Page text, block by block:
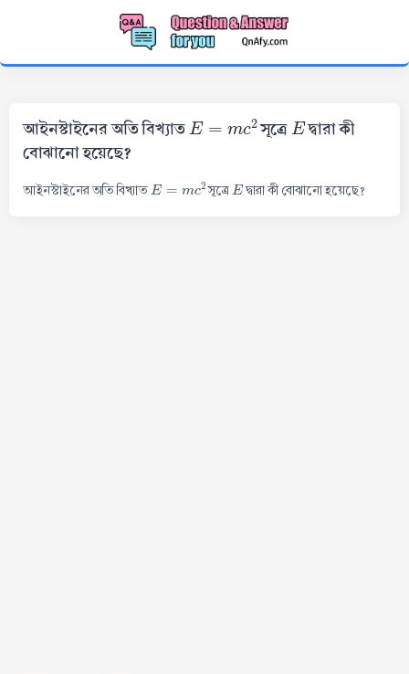
আইনস্টাইনের অতি বিখ্যাত E= সূত্রেEদ্বারা কী
বোঝানো হয়েছে?
আইনস্টাইনের অতি বিখ্যাত E= সূত্রেE দ্বারা কী বোঝানো হয়েছে?